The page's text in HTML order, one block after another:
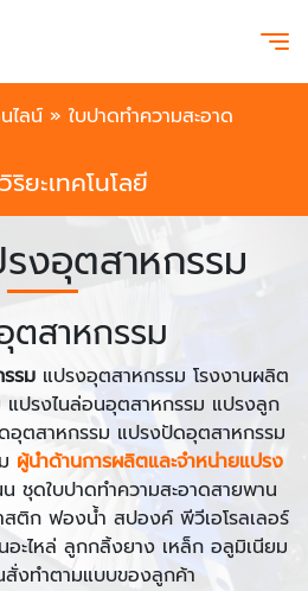
ไลน์ » ใบปาดทำความสะอาด
ยะเทคโนโลยี
งอุตสาหกรรม
ตสาหกรรม
รม แปรงอุตสาหกรรม โรงงานผลิต
ปรงไนล่อนอุตสาหกรรม แปรงลูก
ตสาหกรรม แปรงปัดอุตสาหกรรม
ผู้นำด้านการผลิตและจำหน่ายแปรง
ชุดใบปาดทำความสะอาดสายพาน
ติก ฟองน้ำ สปองค์ พีวีเอโรลเลอร์
ะไหล่ ลูกกลิ้งยาง เหล็ก อลูมิเนียม
งทำตามแบบของลูกค้า